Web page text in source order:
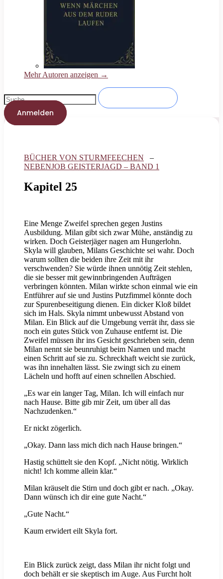
Mehr Autoren anzeigen →
Anmelden
BÜCHER VON STURMFEECHEN –
NEBENJOB GEISTERJAGD – BAND 1
Kapitel 25
Eine Menge Zweifel sprechen gegen Justins
Ausbildung. Milan gibt sich zwar Mühe, anständig zu
wirken. Doch Geisterjäger nagen am Hungerlohn.
Skyla will glauben, Milans Geschichte sei wahr. Doch
warum sollten die beiden ihre Zeit mit ihr
verschwenden? Sie würde ihnen unnötig Zeit stehlen,
die sie besser mit gewinnbringenden Aufträgen
verbringen könnten. Milan wirkte schon einmal wie ein
Entführer auf sie und Justins Putzfimmel könnte doch
zur Spurenbeseitigung dienen. Ein dicker Kloß bildet
sich im Hals. Skyla nimmt unbewusst Abstand von
Milan. Ein Blick auf die Umgebung verrät ihr, dass sie
noch ein gutes Stück von Zuhause entfernt ist. Die
Zweifel müssen ihr ins Gesicht geschrieben sein, denn
Milan nennt sie beunruhigt beim Namen und macht
einen Schritt auf sie zu. Schreckhaft weicht sie zurück,
was ihn innehalten lässt. Sie zwingt sich zu einem
Lächeln und hofft auf einen schnellen Abschied.
„Es war ein langer Tag, Milan. Ich will einfach nur
nach Hause. Bitte gib mir Zeit, um über all das
Nachzudenken.“
Er nickt zögerlich.
„Okay. Dann lass mich dich nach Hause bringen.“
Hastig schüttelt sie den Kopf. „Nicht nötig. Wirklich
nicht! Ich komme allein klar.“
Milan kräuselt die Stirn und doch gibt er nach. „Okay.
Dann wünsch ich dir eine gute Nacht.“
„Gute Nacht.“
Kaum erwidert eilt Skyla fort.
Ein Blick zurück zeigt, dass Milan ihr nicht folgt und
doch behält er sie skeptisch im Auge. Aus Furcht holt